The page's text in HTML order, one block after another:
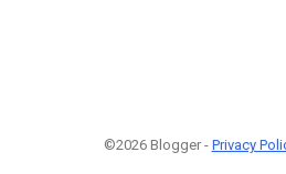
©2026 Blogger - Privacy